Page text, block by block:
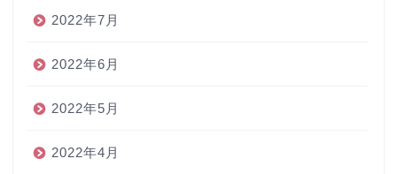
2022年7月
2022年6月
2022年5月
2022年4月